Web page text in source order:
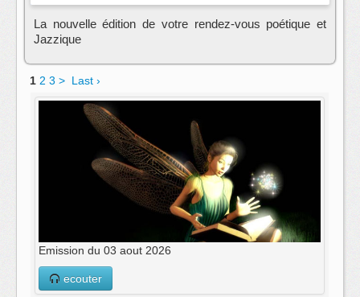
La nouvelle édition de votre rendez-vous poétique et
Jazzique
1 2 3 > Last ›
Emission du 03 aout 2026
ecouter